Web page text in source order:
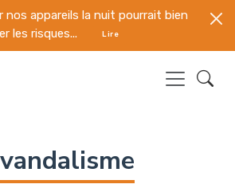
nos appareils la nuit pourrait bien
les risques...
Lire